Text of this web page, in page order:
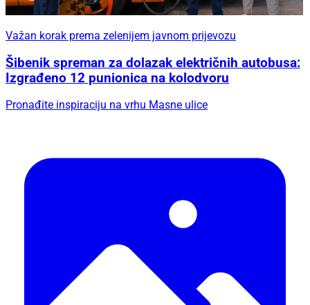
Važan korak prema zelenijem javnom prijevozu
Šibenik spreman za dolazak električnih autobusa:
Izgrađeno 12 punionica na kolodvoru
Pronađite inspiraciju na vrhu Masne ulice